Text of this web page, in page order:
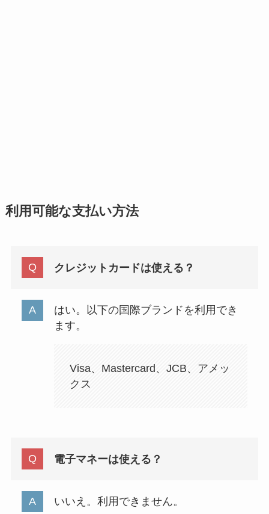
利用可能な支払い方法
クレジットカードは使える？
はい。以下の国際ブランドを利用でき
ます。
Visa、Mastercard、JCB、アメッ
クス
電子マネーは使える？
いいえ。利用できません。